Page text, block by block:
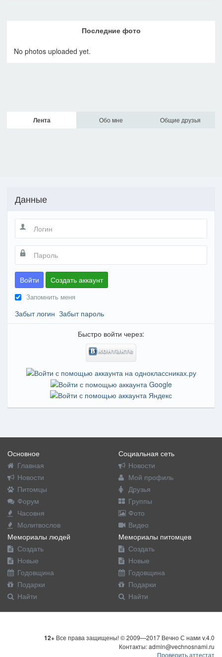
Последние фото
No photos uploaded yet.
Лента Обо мне Общие друзья
Данные
Войти Создать аккаунт
Запомнить меня
Забыт логин Забыт пароль
Быстро войти через:
Основное
Главная
Новости
Питомцы
Форум
Часовня
Молитвослов
Социальная сеть
Новости
Мой профиль
Друзья
Группы
Фото
Видео
Мемориалы людей
Создать
Новые
Годовщина
Подарки
Найти
Мемориалы питомцев
Создать
Новые
Годовщина
Подарки
Найти
12+ Все права защищены! © 2009—2017 Вечно С нами v.4.0
Контакты: admin@vechnosnami.ru
Проверить аттестат